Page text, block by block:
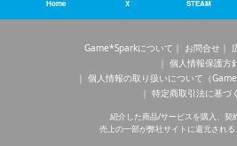
Home X STEAM
Game*Sparkについて お問合せ
個人情報保護方
個人情報の取り扱いについて（
特定商取引法に基づ
紹介した商品/サービスを購入、契
売上の一部が弊社サイトに還元される